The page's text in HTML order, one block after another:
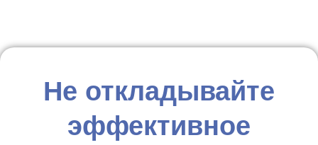
Не откладывайте
эффективное